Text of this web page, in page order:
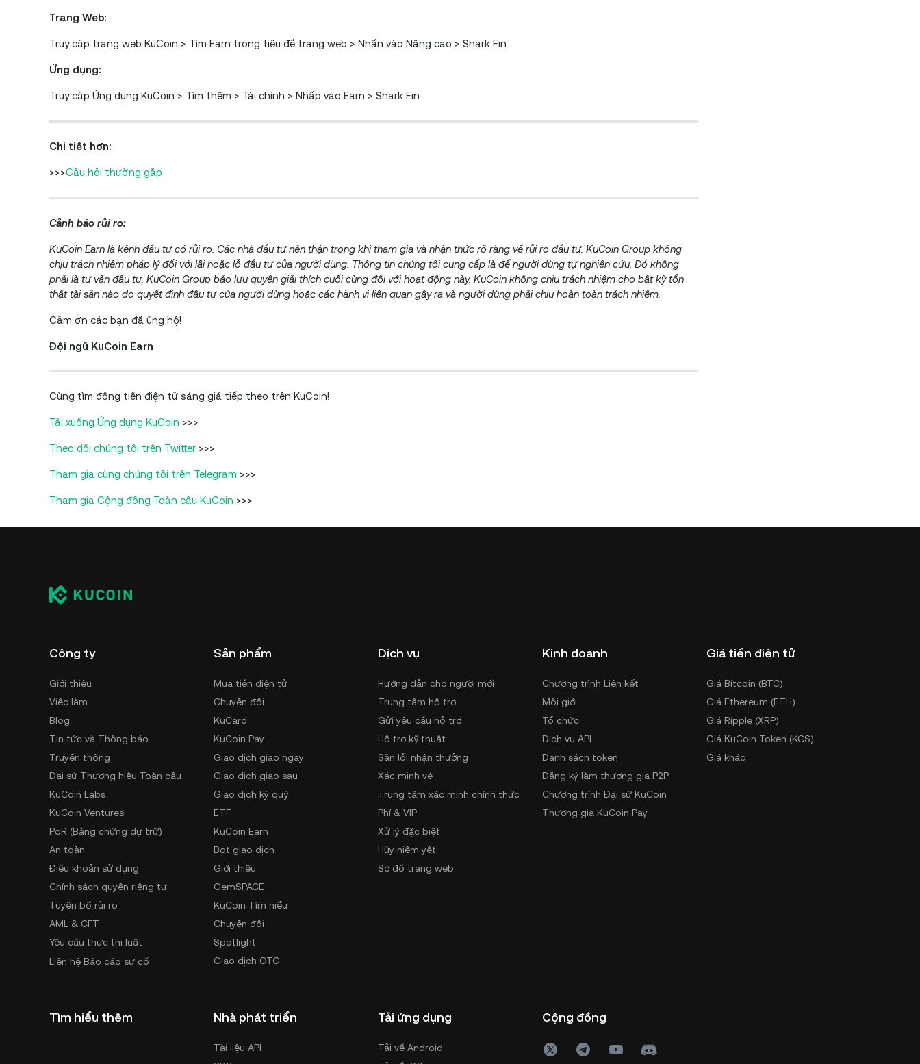
Trang Web:
Truy cập trang web KuCoin > Tìm Earn trong tiêu đề trang web > Nhấn vào Nâng cao > Shark Fin
Ứng dụng:
Truy cập Ứng dụng KuCoin > Tìm thêm > Tài chính > Nhấp vào Earn > Shark Fin
Chi tiết hơn:
>>>Câu hỏi thường gặp
Cảnh báo rủi ro:
KuCoin Earn là kênh đầu tư có rủi ro. Các nhà đầu tư nên thận trọng khi tham gia và nhận thức rõ ràng về rủi ro đầu tư. KuCoin Group không
chịu trách nhiệm pháp lý đối với lãi hoặc lỗ đầu tư của người dùng. Thông tin chúng tôi cung cấp là để người dùng tự nghiên cứu. Đó không
phải là tư vấn đầu tư. KuCoin Group bảo lưu quyền giải thích cuối cùng đối với hoạt động này. KuCoin không chịu trách nhiệm cho bất kỳ tổn
thất tài sản nào do quyết định đầu tư của người dùng hoặc các hành vi liên quan gây ra và người dùng phải chịu hoàn toàn trách nhiệm.
Cảm ơn các bạn đã ủng hộ!
Đội ngũ KuCoin Earn
Cùng tìm đồng tiền điện tử sáng giá tiếp theo trên KuCoin!
Tải xuống Ứng dụng KuCoin >>>
Theo dõi chúng tôi trên Twitter >>>
Tham gia cùng chúng tôi trên Telegram >>>
Tham gia Cộng đồng Toàn cầu KuCoin >>>
Công ty
Giới thiệu
Việc làm
Blog
Tin tức và Thông báo
Truyền thông
Đại sứ Thương hiệu Toàn cầu
KuCoin Labs
KuCoin Ventures
PoR (Bằng chứng dự trữ)
An toàn
Điều khoản sử dụng
Chính sách quyền riêng tư
Tuyên bố rủi ro
AML & CFT
Yêu cầu thực thi luật
Liên hệ Báo cáo sự cố
Sản phẩm
Mua tiền điện tử
Chuyển đổi
KuCard
KuCoin Pay
Giao dịch giao ngay
Giao dịch giao sau
Giao dịch ký quỹ
ETF
KuCoin Earn
Bot giao dịch
Giới thiệu
GemSPACE
KuCoin Tìm hiểu
Chuyển đổi
Spotlight
Giao dịch OTC
Dịch vụ
Hướng dẫn cho người mới
Trung tâm hỗ trợ
Gửi yêu cầu hỗ trợ
Hỗ trợ kỹ thuật
Săn lỗi nhận thưởng
Xác minh vé
Trung tâm xác minh chính thức
Phí & VIP
Xử lý đặc biệt
Hủy niêm yết
Sơ đồ trang web
Kinh doanh
Chương trình Liên kết
Môi giới
Tổ chức
Dịch vụ API
Danh sách token
Đăng ký làm thương gia P2P
Chương trình Đại sứ KuCoin
Thương gia KuCoin Pay
Giá tiền điện tử
Giá Bitcoin (BTC)
Giá Ethereum (ETH)
Giá Ripple (XRP)
Giá KuCoin Token (KCS)
Giá khác
Tìm hiểu thêm Nhà phát triển
Tài liệu API
Tải ứng dụng
Tải về Android
Cộng đồng